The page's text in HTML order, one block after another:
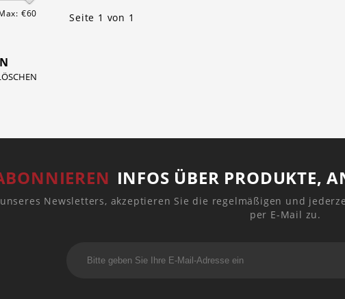
Seite 1 von 1
€60
INFOS ÜBER PRODUKTE,
Newsletters, akzeptieren Sie die regelmäßigen und
per E-Mail zu.